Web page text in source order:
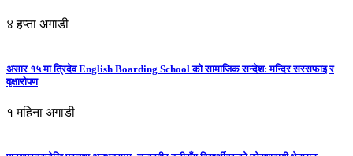
४ हप्ता अगाडी
असार १५ मा त्रिदेव English Boarding School को सामाजिक सन्देश: मन्दिर सरसफाइ र
वृक्षारोपण
१ महिना अगाडी